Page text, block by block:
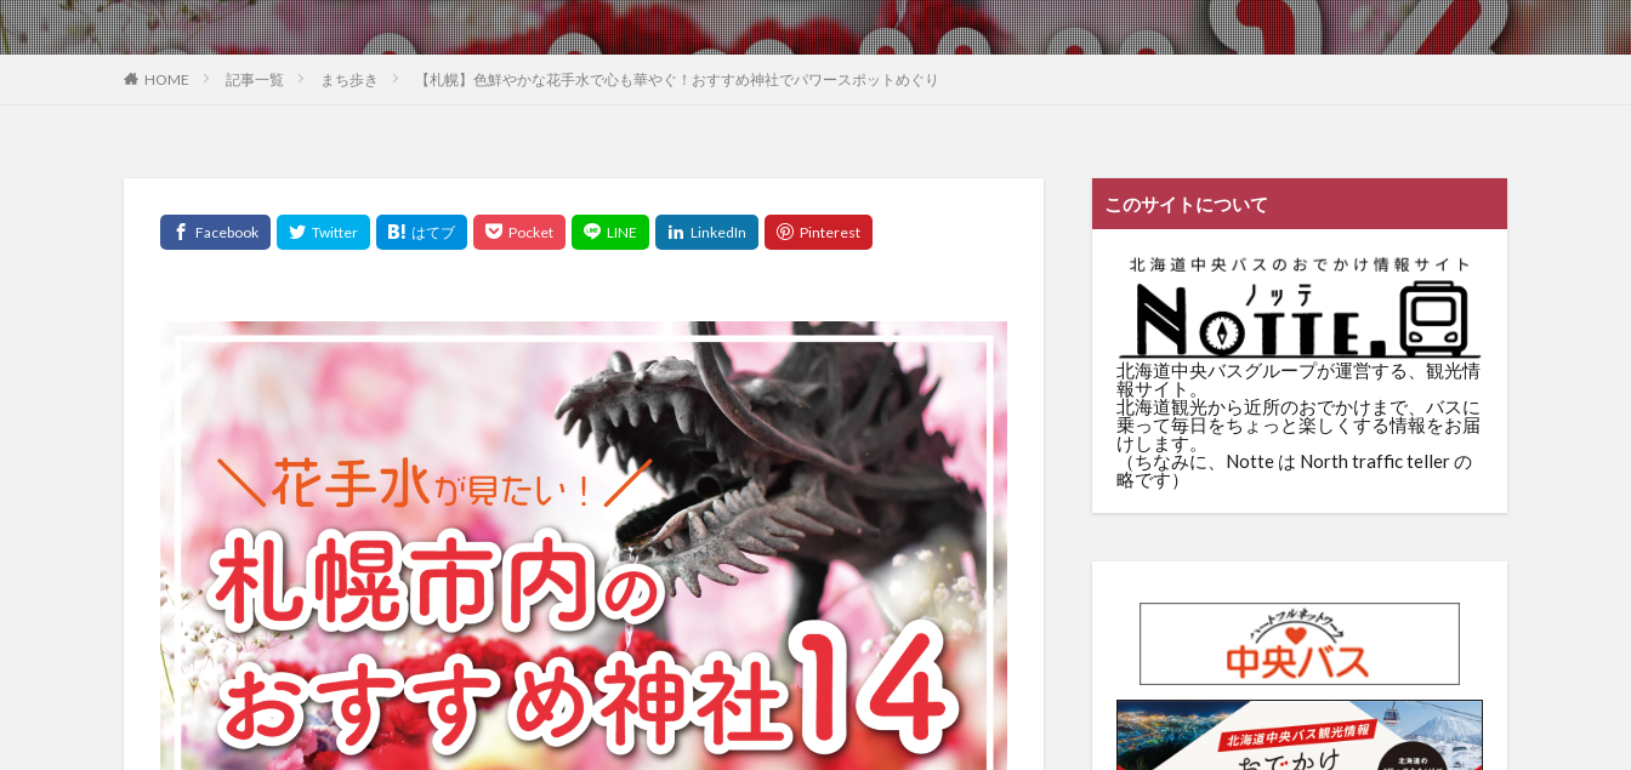
HOME 記事一覧 まち歩き 【札幌】色鮮やかな花手水で心も華やぐ！おすすめ神社でパワースポットめぐり
このサイトについて
北海道中央バスグループが運営する、観光情
報サイト。
北海道観光から近所のおでかけまで、バスに
乗って毎日をちょっと楽しくする情報をお届
けします。
（ちなみに、Notte は North traffic teller の
略です）